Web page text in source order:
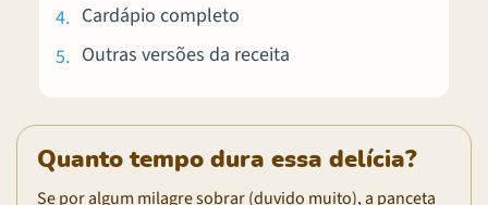
Cardápio completo
Outras versões da receita
Quanto tempo dura essa delícia?
Se por algum milagre sobrar (duvido muito), a panceta